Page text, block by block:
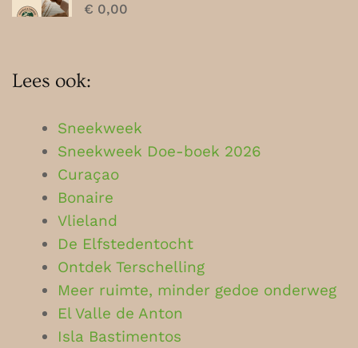
€ 0,00
Lees ook:
Sneekweek
Sneekweek Doe-boek 2026
Curaçao
Bonaire
Vlieland
De Elfstedentocht
Ontdek Terschelling
Meer ruimte, minder gedoe onderweg
El Valle de Anton
Isla Bastimentos